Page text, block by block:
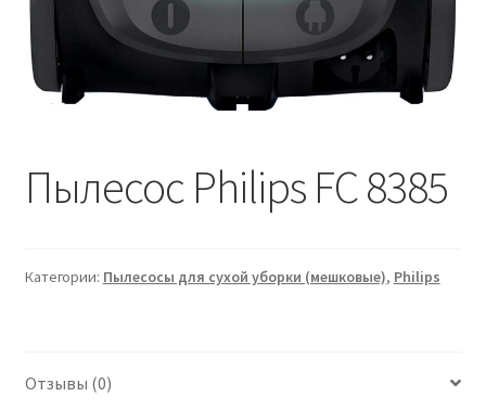
Пылесос Philips FC 8385
Категории: Пылесосы для сухой уборки (мешковые), Philips
Отзывы (0)